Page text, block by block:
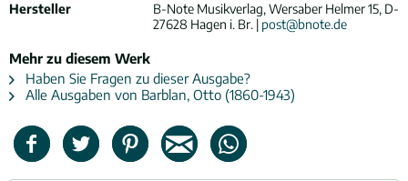
Hersteller
B-Note Musikverlag, Wersaber Helmer 15, D-
27628 Hagen i. Br. | post@bnote.de
Mehr zu diesem Werk
Haben Sie Fragen zu dieser Ausgabe?
Alle Ausgaben von Barblan, Otto (1860-1943)